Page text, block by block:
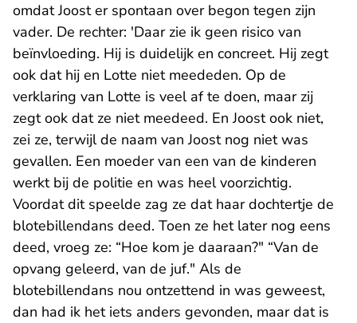
omdat Joost er spontaan over begon tegen zijn
vader. De rechter: 'Daar zie ik geen risico van
beïnvloeding. Hij is duidelijk en concreet. Hij zegt
ook dat hij en Lotte niet meededen. Op de
verklaring van Lotte is veel af te doen, maar zij
zegt ook dat ze niet meedeed. En Joost ook niet,
zei ze, terwijl de naam van Joost nog niet was
gevallen. Een moeder van een van de kinderen
werkt bij de politie en was heel voorzichtig.
Voordat dit speelde zag ze dat haar dochtertje de
blotebillendans deed. Toen ze het later nog eens
deed, vroeg ze: “Hoe kom je daaraan?" “Van de
opvang geleerd, van de juf." Als de
blotebillendans nou ontzettend in was geweest,
dan had ik het iets anders gevonden, maar dat is